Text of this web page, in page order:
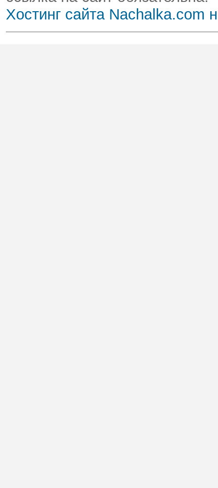
Хостинг сайта Nachalka.com